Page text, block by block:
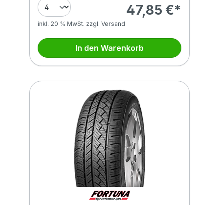
47,85 €*
inkl. 20 % MwSt. zzgl. Versand
In den Warenkorb